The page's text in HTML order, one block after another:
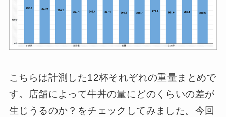
こちらは計測した12杯それぞれの重量まとめで
す。店舗によって牛丼の量にどのくらいの差が
生じうるのか？をチェックしてみました。今回